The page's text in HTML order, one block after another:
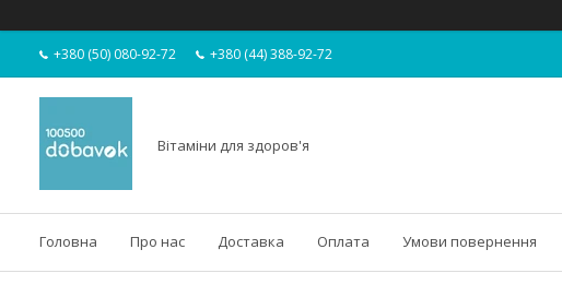
+380 (50) 080-92-72 +380 (44) 388-92-72
Вітаміни для здоров'я
Головна Про нас Доставка Оплата Умови повернення